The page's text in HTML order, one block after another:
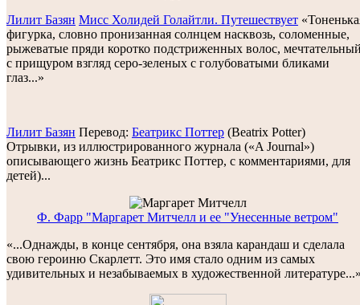
Лилит Базян Мисс Холидей Голайтли. Путешествует
фигурка, словно пронизанная солнцем насквозь, соломенные,
рыжеватые пряди коротко подстриженных волос,
с прищуром взгляд серо-зеленых с голубоватыми бликами
глаз...»
Лилит Базян Перевод: Беатрикс Поттер (Beatrix Potter)
Oтрывки, из иллюстрированного журнала («A Journal»)
описывающего жизнь Беатрикс Поттер, с комментариями, для
детей)...
Ф. Фарр "Маргарет Митчелл и ее "Унесенные ветром"
«...Однажды, в конце сентября, она взяла карандаш и сделала
свою героиню Скарлетт. Это имя стало одним из самых
удивительных и незабываемых в художественной